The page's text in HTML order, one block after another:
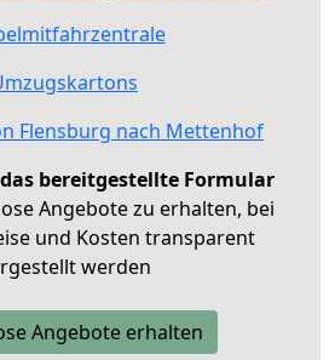
Flensburg nach Mettenhof
bereitgestellte Formular
Angebote zu erhalten, bei
und Kosten transparent
werden
Angebote erhalten